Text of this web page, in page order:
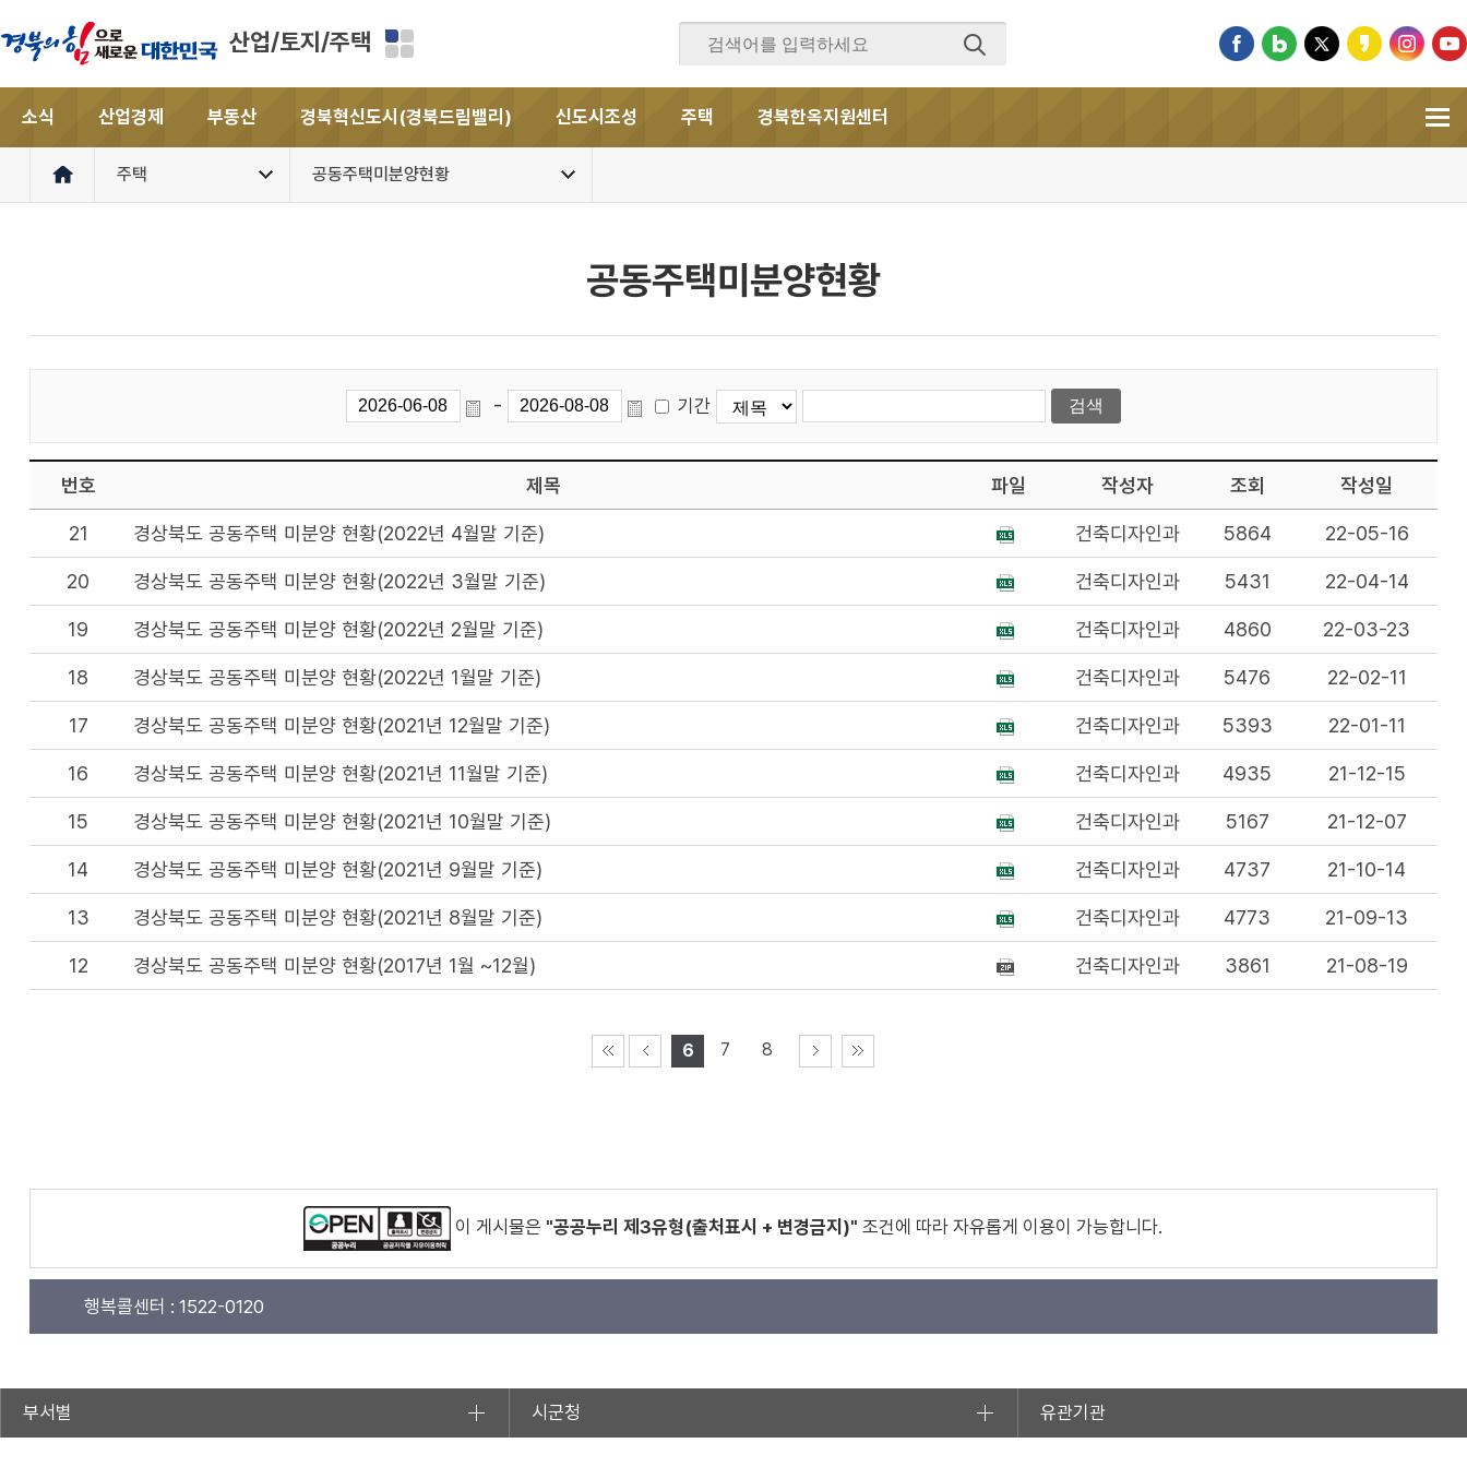
산업/토지/주택
소식 산업경제 부동산 경북혁신도시(경북드림밸리) 신도시조성 주택 경북한옥지원센터
주택 공동주택미분양현황
공동주택미분양현황
- 기간
번호 제목 파일 작성자 조회 작성일
21 경상북도 공동주택 미분양 현황(2022년 4월말 기준) 건축디자인과 5864 22-05-16
20 경상북도 공동주택 미분양 현황(2022년 3월말 기준) 건축디자인과 5431 22-04-14
19 경상북도 공동주택 미분양 현황(2022년 2월말 기준) 건축디자인과 4860 22-03-23
18 경상북도 공동주택 미분양 현황(2022년 1월말 기준) 건축디자인과 5476 22-02-11
17 경상북도 공동주택 미분양 현황(2021년 12월말 기준) 건축디자인과 5393 22-01-11
16 경상북도 공동주택 미분양 현황(2021년 11월말 기준) 건축디자인과 4935 21-12-15
15 경상북도 공동주택 미분양 현황(2021년 10월말 기준) 건축디자인과 5167 21-12-07
14 경상북도 공동주택 미분양 현황(2021년 9월말 기준) 건축디자인과 4737 21-10-14
13 경상북도 공동주택 미분양 현황(2021년 8월말 기준) 건축디자인과 4773 21-09-13
12 경상북도 공동주택 미분양 현황(2017년 1월 ~12월) 건축디자인과 3861 21-08-19
6 7 8
이 게시물은 "공공누리 제3유형(출처표시 + 변경금지)" 조건에 따라 자유롭게 이용이 가능합니다.
행복콜센터 : 1522-0120
부서별 시군청 유관기관